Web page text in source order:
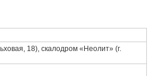
18), скалодром «Неолит» (г.